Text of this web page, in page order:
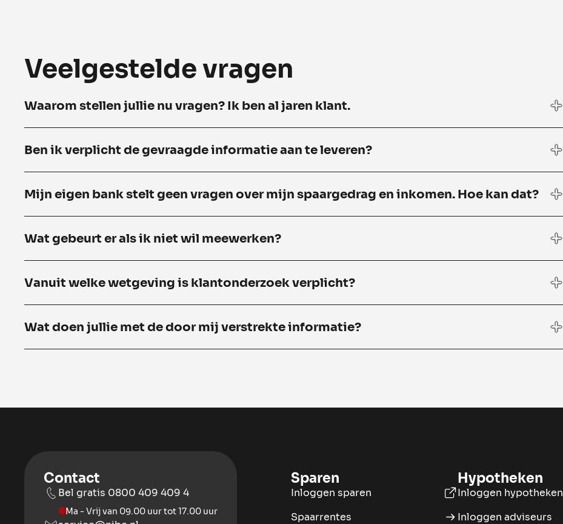
Veelgestelde vragen
Waarom stellen jullie nu vragen? Ik ben al jaren klant.
Ben ik verplicht de gevraagde informatie aan te leveren?
Mijn eigen bank stelt geen vragen over mijn spaargedrag en inkomen. Hoe kan dat?
Wat gebeurt er als ik niet wil meewerken?
Vanuit welke wetgeving is klantonderzoek verplicht?
Wat doen jullie met de door mij verstrekte informatie?
Contact
Bel gratis 0800 409 409 4
Ma - Vrij van 09.00 uur tot 17.00 uur
Sparen
Inloggen sparen
Spaarrentes
Hypotheken
Inloggen hypotheken
Inloggen adviseurs